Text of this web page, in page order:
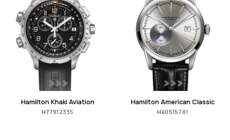
Hamilton Khaki Aviation
H77912335
Hamilton American Classic
H40515781